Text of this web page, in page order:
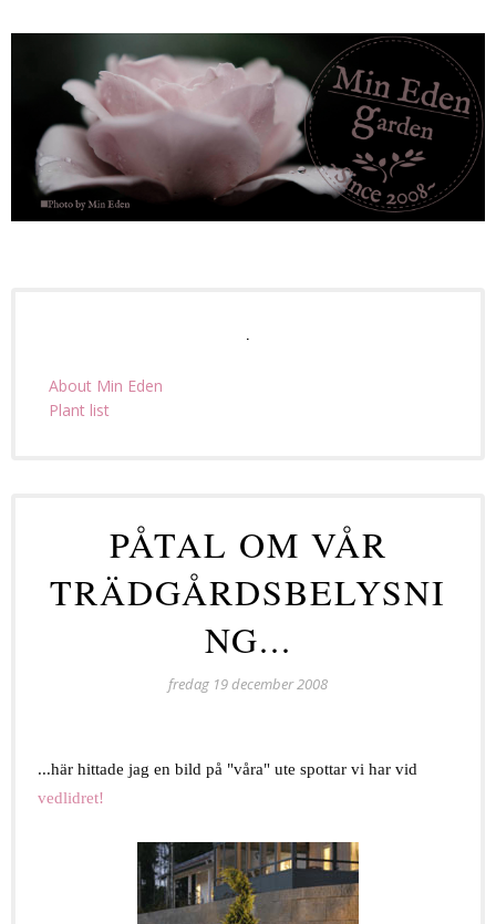
About Min Eden
Plant list
PÅTAL OM VÅR
TRÄDGÅRDSBELYSNI
NG...
fredag 19 december 2008
...här hittade jag en bild på "våra" ute spottar vi har vid
vedlidret!